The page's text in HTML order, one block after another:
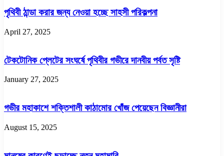
পৃথিবী ঠান্ডা করার জন্য নেওয়া হচ্ছে সাহসী পরিকল্পনা
April 27, 2025
টেকটোনিক প্লেটের সংঘর্ষে পৃথিবীর গভীরে দানবীয় পর্বত সৃষ্টি
January 27, 2025
গভীর মহাকাশে শক্তিশালী কাঠামোর খোঁজ পেয়েছেন বিজ্ঞানীরা
August 15, 2025